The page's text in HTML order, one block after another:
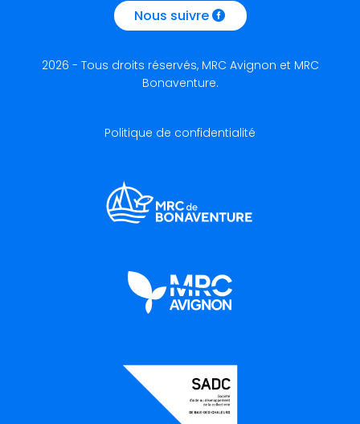
Nous suivre
2026 - Tous droits réservés, MRC Avignon et MRC
Bonaventure.
Politique de confidentialité